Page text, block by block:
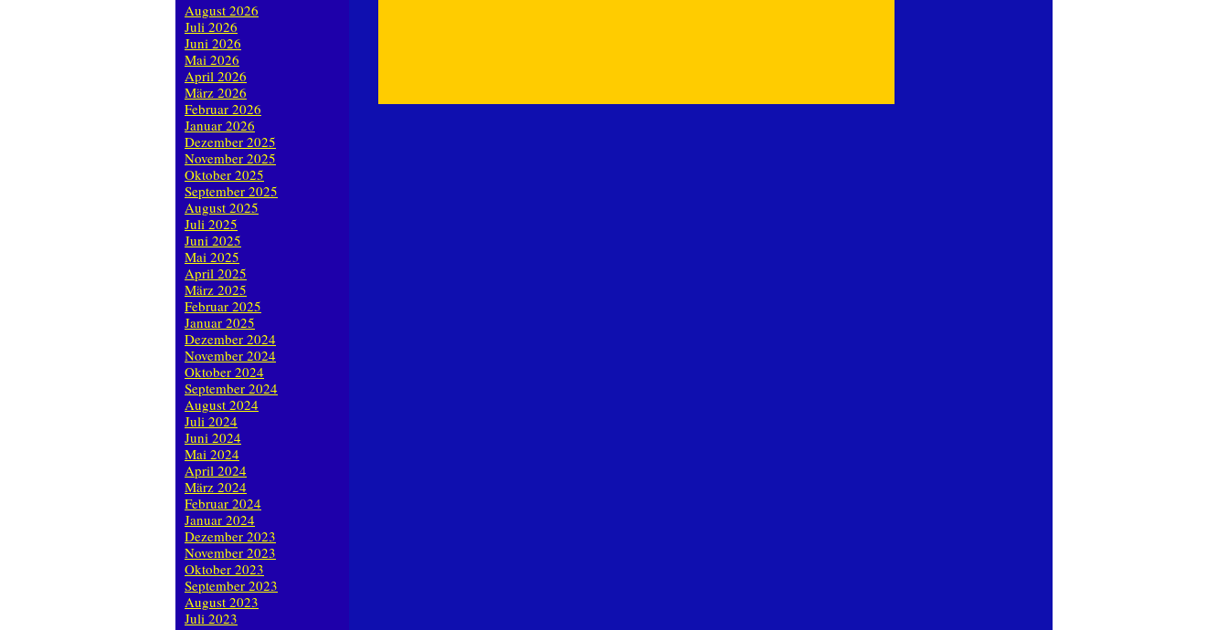
August 2026
Juli 2026
Juni 2026
Mai 2026
April 2026
März 2026
Februar 2026
Januar 2026
Dezember 2025
November 2025
Oktober 2025
September 2025
August 2025
Juli 2025
Juni 2025
Mai 2025
April 2025
März 2025
Februar 2025
Januar 2025
Dezember 2024
November 2024
Oktober 2024
September 2024
August 2024
Juli 2024
Juni 2024
Mai 2024
April 2024
März 2024
Februar 2024
Januar 2024
Dezember 2023
November 2023
Oktober 2023
September 2023
August 2023
Juli 2023